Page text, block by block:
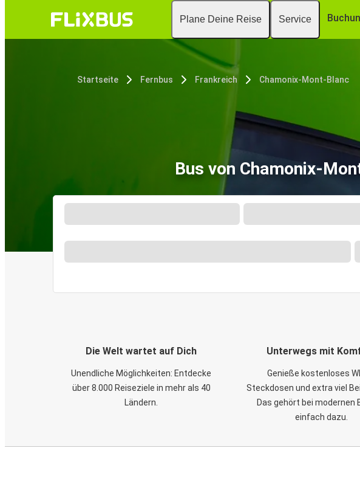
Plane Deine Reise Service
Startseite Fernbus Frankreich Chamonix-Mont-Blanc
Bus von Chamonix-
Die Welt wartet auf Dich
Unendliche Möglichkeiten: Entdecke
über 8.000 Reiseziele in mehr als 40
Ländern.
Unterwegs mit
Genieße kostenloses
Steckdosen und extra viel
Das gehört bei modernen
einfach dazu.